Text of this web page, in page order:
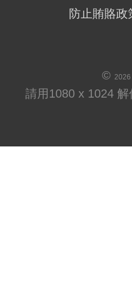
防止賄賂政
© 2026
請用1080 x 1024